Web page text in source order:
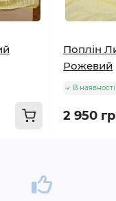
Поплін
Рожевий
В наявності
2 950